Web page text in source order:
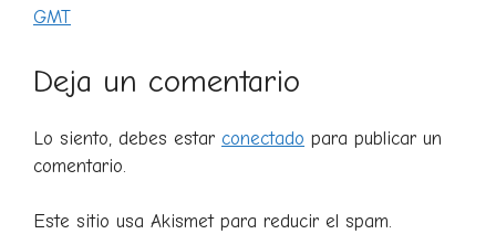
GMT
Deja un comentario
Lo siento, debes estar conectado para publicar un
comentario.
Este sitio usa Akismet para reducir el spam.